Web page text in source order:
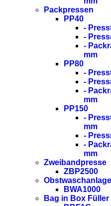
Packpressen
PP40
-
-
-
mm
PP80
-
-
-
mm
PP150
-
mm
-
-
mm
Zweibandpresse
ZBP2500
Obstwaschanlage
BWA1000
Bag in Box Füller